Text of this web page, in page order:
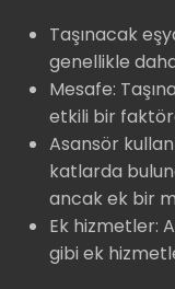
Taşınacak
genellikle
Mesafe:
etkili bir
Asansör
katlarda
ancak ek bir
Ek hizmetler:
gibi ek